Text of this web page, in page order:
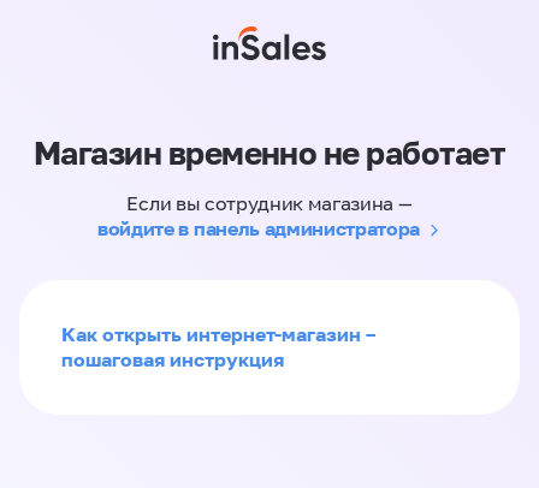
Магазин временно не работает
Если вы сотрудник магазина —
войдите в панель администратора
Как открыть интернет-магазин –
пошаговая инструкция